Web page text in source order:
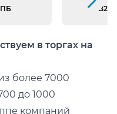
B2B
Следующий слайд
в торгах на
более 7000
до 1000
компаний